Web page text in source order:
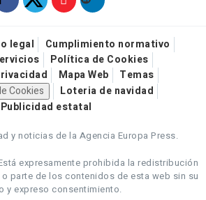
legal
Cumplimiento normativo
Política de Cookies
Mapa Web
Temas
Cookies
Loteria de navidad
Publicidad estatal
y noticias de la Agencia Europa Press.
expresamente prohibida la redistribución
parte de los contenidos de esta web sin su
y expreso consentimiento.